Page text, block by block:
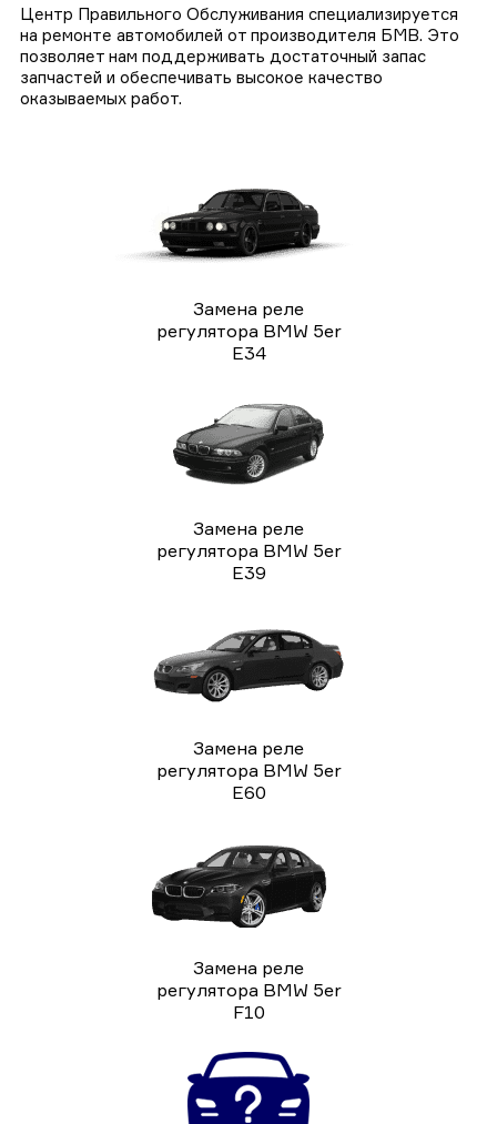
Центр Правильного Обслуживания специализируется
на ремонте автомобилей от производителя БМВ. Это
позволяет нам поддерживать достаточный запас
запчастей и обеспечивать высокое качество
оказываемых работ.
Замена реле
регулятора BMW 5er
E34
Замена реле
регулятора BMW 5er
E39
Замена реле
регулятора BMW 5er
E60
Замена реле
регулятора BMW 5er
F10